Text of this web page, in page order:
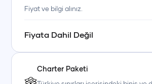
Fiyat ve bilgi alınız.
Fiyata Dahil Değil
Charter Paketi